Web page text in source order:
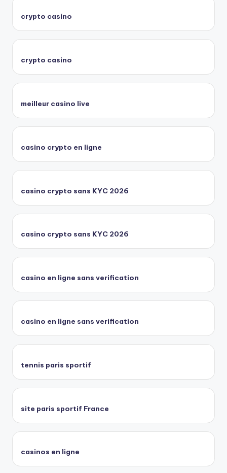
crypto casino
crypto casino
meilleur casino live
casino crypto en ligne
casino crypto sans KYC 2026
casino crypto sans KYC 2026
casino en ligne sans verification
casino en ligne sans verification
tennis paris sportif
site paris sportif France
casinos en ligne